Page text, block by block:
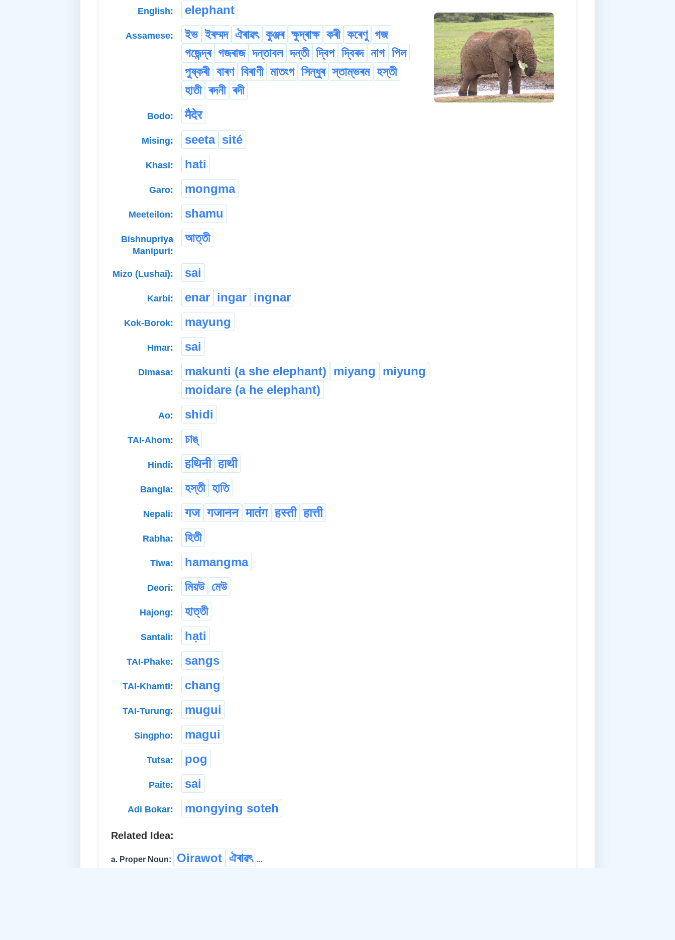
English: elephant
Assamese: ইভ ইৰম্মদ ঐৰাৱৎ কুঞ্জৰ ক্ষুদ্ৰাক্ষ কৰী কৰেণু গজ
গজেন্দ্ৰ গজৰাজ দন্তাবল দন্তী দ্বিপ দ্বিৰদ নাগ পিল
পুষ্কৰী বাৰণ বিৰাণী মাতংগ সিন্ধুৰ স্তাম্ভৰম হস্তী
হাতী ৰদনী ৰদী
Bodo: मैदेर
Mising: seeta sité
Khasi: hati
Garo: mongma
Meeteilon: shamu
Bishnupriya
Manipuri:
আত্তী
Mizo (Lushai): sai
Karbi: enar ingar ingnar
Kok-Borok: mayung
Hmar: sai
Dimasa: makunti (a she elephant) miyang
miyung
moidare (a he elephant)
Ao: shidi
TAI-Ahom: চাঙ্
Hindi: हथिनी हाथी
Bangla: হস্তী হাতি
Nepali: गज गजानन मातंग हस्ती हात्ती
Rabha: হিতী
Tiwa: hamangma
Deori: মিয়উ মেউ
Hajong: হাত্তী
Santali: hạti
TAI-Phake: sangs
TAI-Khamti: chang
TAI-Turung: mugui
Singpho: magui
Tutsa: pog
Paite: sai
Adi Bokar: mongying soteh
Related Idea:
a. Proper Noun: Oirawot ঐৰাৱৎ ...